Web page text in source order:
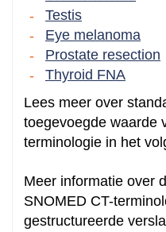
Testis
Eye melanoma
Prostate resection
Thyroid FNA
Lees meer over
toegevoegde waarde
terminologie in het
Meer informatie over
SNOMED CT-
gestructureerde